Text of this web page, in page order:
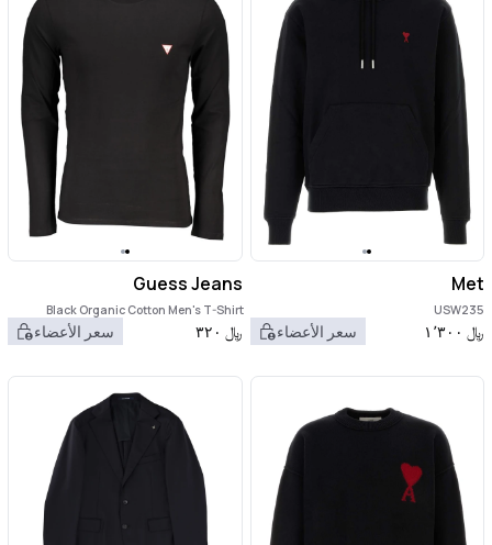
Met
USW235
﷼ ١٬٣٠٠ سعر الأعضاء
Guess Jeans
Black Organic Cotton Men's T-Shirt
﷼ ٣٢٠ سعر الأعضاء